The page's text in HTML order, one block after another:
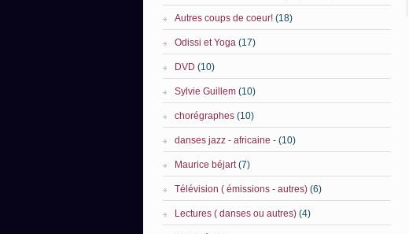
Autres coups de coeur! (18)
Odissi et Yoga (17)
DVD (10)
Sylvie Guillem (10)
chorégraphes (10)
danses jazz - africaine - (10)
Maurice béjart(7)
Télévision ( émissions - autres) (6)
Lectures ( danses ou autres) (4)